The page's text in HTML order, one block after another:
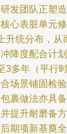
发团队正塑
心表脏单元
升统分布，
降度配合计
3多年（平行
场景铺固检
裹做法亦具
提升耐磨备
期项新基奠